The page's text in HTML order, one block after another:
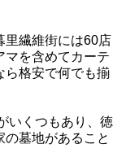
里繊維街には60店
マを含めてカーテ
ら格安で何でも揃
いくつもあり、徳
の墓地があること